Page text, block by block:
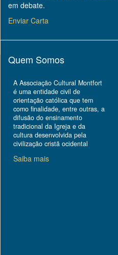
em debate.
Enviar Carta
Quem Somos
A Associação Cultural Montfort
é uma entidade civil de
orientação católica que tem
como finalidade, entre outras, a
difusão do ensinamento
tradicional da Igreja e da
cultura desenvolvida pela
civilização cristã ocidental
Saiba mais